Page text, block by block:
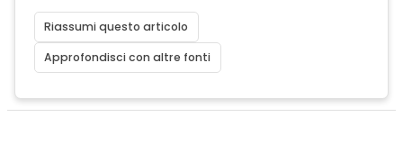
Riassumi questo articolo
Approfondisci con altre fonti